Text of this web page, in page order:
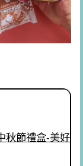
秋節禮盒-美好